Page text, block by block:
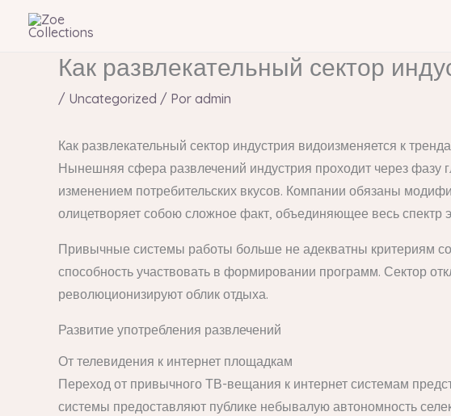
Как развлекательный сектор
/ Uncategorized / Por admin
Как развлекательный сектор индустрия видоизменяется к
Нынешняя сфера развлечений индустрия проходит через
изменением потребительских вкусов. Компании обязаны
олицетворяет собою сложное факт, объединяющее весь спектр
Привычные системы работы больше не адекватны критериям
способность участвовать в формировании программ. Сектор
революционизируют облик отдыха.
Развитие употребления развлечений
От телевидения к интернет площадкам
Переход от привычного ТВ-вещания к интернет системам
системы предоставляют публике небывалую автономность